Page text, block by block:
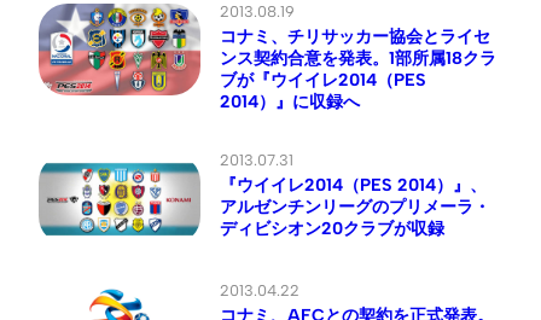
2013.08.19
コナミ、チリサッカー協会とライセ
ンス契約合意を発表。1部所属18クラ
ブが『ウイイレ2014（PES
2014）』に収録へ
2013.07.31
『ウイイレ2014（PES 2014）』、
アルゼンチンリーグのプリメーラ・
ディビシオン20クラブが収録
2013.04.22
コナミ、AFCとの契約を正式発表。